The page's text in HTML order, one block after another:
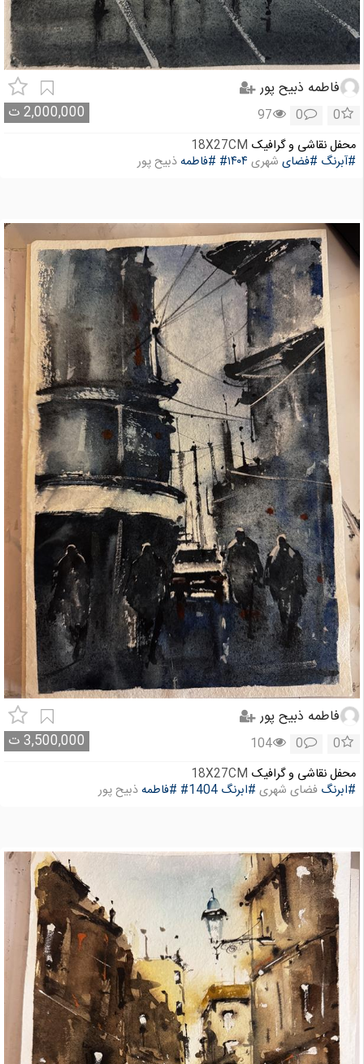
فاطمه ذبیح پور
2,000,000ت 0
0
97
محفل نقاشی و گرافیک 18X27CM
#آبرنگ #فضای شهری #۱۴۰۴ #فاطمهذبیح پور
فاطمه ذبیح پور
3,500,000ت 0
0
104
محفل نقاشی و گرافیک 18X27CM
#ابرنگ فضای شهری #ابرنگ #1404 #فاطمهذبیح پور